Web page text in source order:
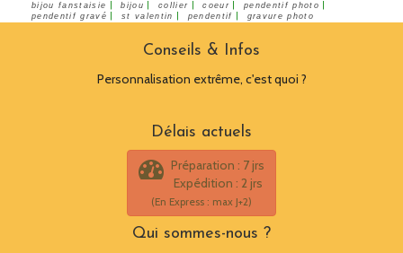
bijou fanstaisie bijou collier coeur pendentif photo
pendentif gravé st valentin pendentif gravure photo
Conseils & Infos
Personnalisation extrême, c'est quoi ?
Délais actuels
Préparation : 7 jrs
Expédition : 2 jrs
(En Express : max J+2)
Qui sommes-nous ?